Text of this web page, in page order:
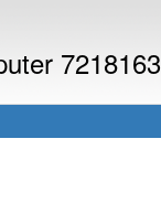
7218163